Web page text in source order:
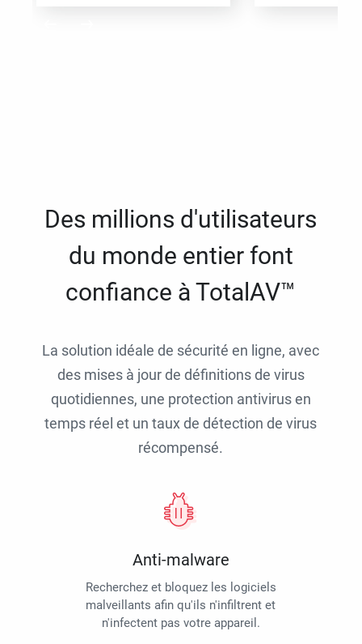
Des millions d'utilisateurs
du monde entier font
confiance à TotalAV™
La solution idéale de sécurité en ligne, avec
des mises à jour de définitions de virus
quotidiennes, une protection antivirus en
temps réel et un taux de détection de virus
récompensé.
Anti-malware
Recherchez et bloquez les logiciels
malveillants afin qu'ils n'infiltrent et
n'infectent pas votre appareil.